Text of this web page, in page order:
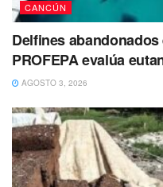
Fue en ese momento que
unidad logrando la
Tras lograr que
CANCÚN
Delfines
PROFEPA evalúa
AGOSTO 3, 2026